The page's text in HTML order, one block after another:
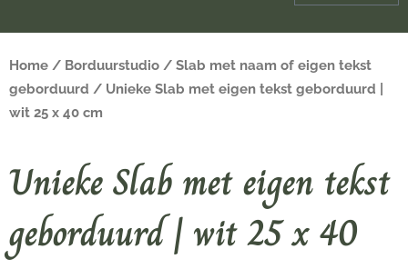
Home / Borduurstudio / Slab met naam of eigen tekst
geborduurd / Unieke Slab met eigen tekst geborduurd |
wit 25 x 40 cm
Unieke Slab met eigen tekst
geborduurd | wit 25 x 40